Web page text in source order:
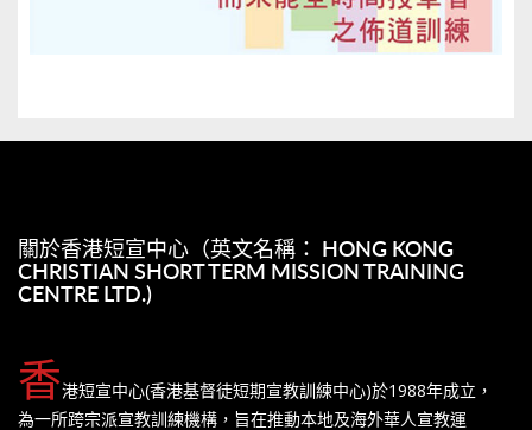
關於香港短宣中心（英文名稱： HONG KONG
CHRISTIAN SHORT TERM MISSION TRAINING
CENTRE LTD.)
香港短宣中心(香港基督徒短期宣教訓練中心)於1988年成立，
為一所跨宗派宣教訓練機構，旨在推動本地及海外華人宣教運